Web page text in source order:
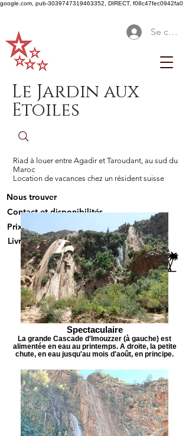
google.com, pub-3039747319463352, DIRECT, f08c47fec0942fa0
Se
Le Jardin aux
Etoiles
Riad à louer entre Agadir et Taroudant, au sud du
Maroc
Location de vacances chez un résident suisse
Nous trouver
Contact et disponibilités
Prix
Livre d'or
Spectaculaire
La grande Cascade d'Imouzzer (à gauche) est
alimentée en eau au printemps. A droite, la petite
chute, en eau jusqu'au mois d'août, en principe.